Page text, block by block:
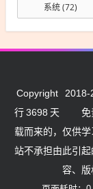
系统(72)
Copyright 2018-
行3698 天
免责
载而来的，仅供
站不承担由此引
容、版